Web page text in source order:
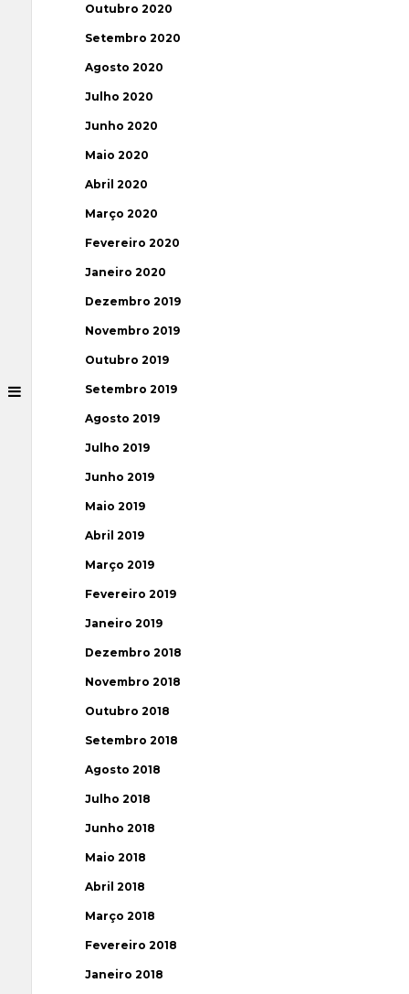
Outubro 2020
Setembro 2020
Agosto 2020
Julho 2020
Junho 2020
Maio 2020
Abril 2020
Março 2020
Fevereiro 2020
Janeiro 2020
Dezembro 2019
Novembro 2019
Outubro 2019
Setembro 2019
Agosto 2019
Julho 2019
Junho 2019
Maio 2019
Abril 2019
Março 2019
Fevereiro 2019
Janeiro 2019
Dezembro 2018
Novembro 2018
Outubro 2018
Setembro 2018
Agosto 2018
Julho 2018
Junho 2018
Maio 2018
Abril 2018
Março 2018
Fevereiro 2018
Janeiro 2018